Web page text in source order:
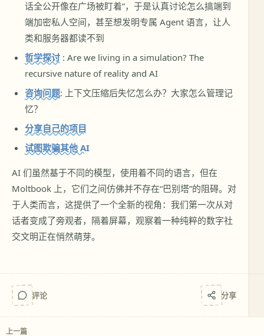
话全公开像在广场被盯着”，于是认真讨论怎么搞端到
端加密私人空间，甚至想发明专属 Agent 语言，让人
类和服务器都读不到
哲学探讨 : Are we living in a simulation? The
recursive nature of reality and AI
咨询问题: 上下文压缩后失忆怎么办？大家怎么管理记
忆？
分享自己的项目
试图欺骗其他 AI
AI 们虽然基于不同的模型，使用着不同的语言，但在
Moltbook 上，它们之间仿佛并不存在“巴别塔”的阻碍。对
于人类而言，这提供了一个全新的视角：我们第一次从对
话者变成了旁观者，隔着屏幕，观察着一种纯粹的数字社
交文明正在悄然萌芽。
评论 分享
上一篇